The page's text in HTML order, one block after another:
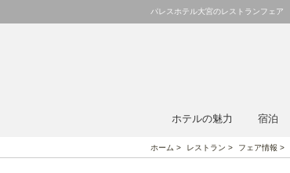
パレスホテル大宮のレストランフェア
ホテルの魅力 宿泊
ホーム > レストラン > フェア情報 >